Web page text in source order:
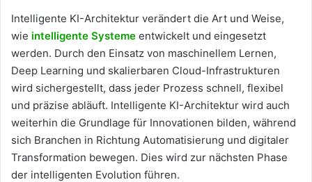
Intelligente KI-Architektur verändert die Art und Weise,
wie intelligente Systeme entwickelt und eingesetzt
werden. Durch den Einsatz von maschinellem Lernen,
Deep Learning und skalierbaren Cloud-Infrastrukturen
wird sichergestellt, dass jeder Prozess schnell, flexibel
und präzise abläuft. Intelligente KI-Architektur wird auch
weiterhin die Grundlage für Innovationen bilden, während
sich Branchen in Richtung Automatisierung und digitaler
Transformation bewegen. Dies wird zur nächsten Phase
der intelligenten Evolution führen.